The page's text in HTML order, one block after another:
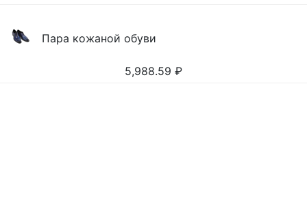
Пара кожаной обуви
5,988.59 ₽